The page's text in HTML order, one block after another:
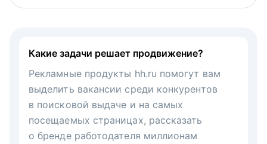
Какие задачи решает продвижение?
Рекламные продукты hh.ru помогут вам
выделить вакансии среди конкурентов
в поисковой выдаче и на самых
посещаемых страницах, рассказать
о бренде работодателя миллионам